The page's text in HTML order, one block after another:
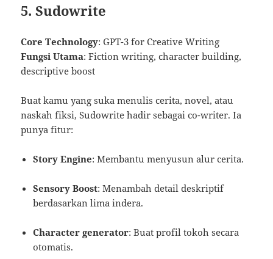
5. Sudowrite
Core Technology: GPT-3 for Creative Writing
Fungsi Utama: Fiction writing, character building,
descriptive boost
Buat kamu yang suka menulis cerita, novel, atau
naskah fiksi, Sudowrite hadir sebagai co-writer. Ia
punya fitur:
Story Engine: Membantu menyusun alur cerita.
Sensory Boost: Menambah detail deskriptif
berdasarkan lima indera.
Character generator: Buat profil tokoh secara
otomatis.